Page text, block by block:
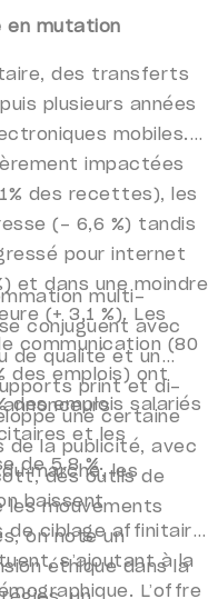
en mutation
des transferts
plusieurs années
mobiles.
impactées
des recettes), les
(- 6,6 %) tandis
pour internet
et dans une moindre
(+ 3,1 %). Les
communication (80
des emplois) ont
des emplois salariés
et les
de 5,8 %.
multi-
conjuguent avec
de qualité et un
print et di-
une certaine
de la publicité, avec
des outils de
les mouvements
on note un
éthique dans la
marché, les
baissent
de ciblage affinitaire
s’ajoutant à la
L’offre